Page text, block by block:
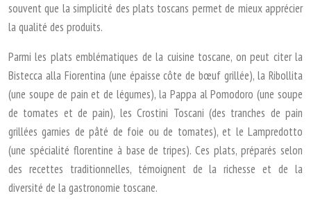
souvent que la simplicité des plats toscans permet de mieux apprécier
la qualité des produits.
Parmi les plats emblématiques de la cuisine toscane, on peut citer la
Bistecca alla Fiorentina (une épaisse côte de bœuf grillée), la Ribollita
(une soupe de pain et de légumes), la Pappa al Pomodoro (une soupe
de tomates et de pain), les Crostini Toscani (des tranches de pain
grillées garnies de pâté de foie ou de tomates), et le Lampredotto
(une spécialité florentine à base de tripes). Ces plats, préparés selon
des recettes traditionnelles, témoignent de la richesse et de la
diversité de la gastronomie toscane.